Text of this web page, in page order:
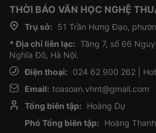
THỜI BÁO VĂN HỌC NGHỆ
Trụ sở:
51 Trần Hưng Đạo,
* Địa chỉ liên lạc: Tầng 7, số 66
Nghĩa Đô, Hà Nội.
Điện thoại:
024 62 900 262 |
Email: toasoan.vhnt@gmail.com
Tổng biên tập:
Hoàng Dự
Phó Tổng biên tập:
Hoàng